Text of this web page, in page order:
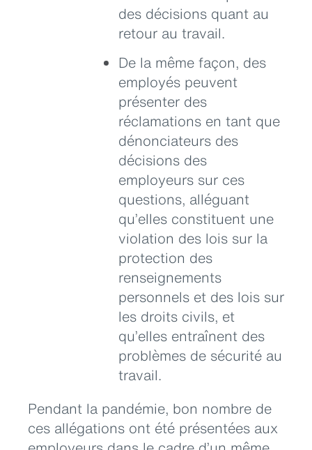
des décisions quant au
retour au travail.
De la même façon, des
employés peuvent
présenter des
réclamations en tant que
dénonciateurs des
décisions des
employeurs sur ces
questions, alléguant
qu’elles constituent une
violation des lois sur la
protection des
renseignements
personnels et des lois sur
les droits civils, et
qu’elles entraînent des
problèmes de sécurité au
travail.
Pendant la pandémie, bon nombre de
ces allégations ont été présentées aux